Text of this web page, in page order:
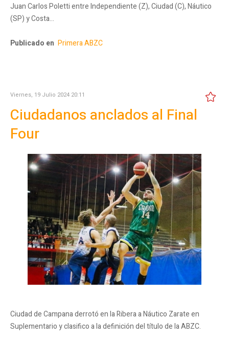
Juan Carlos Poletti entre Independiente (Z), Ciudad (C), Náutico
(SP) y Costa…
Publicado en Primera ABZC
Viernes, 19 Julio 2024 20:11
Ciudadanos anclados al Final
Four
Ciudad de Campana derrotó en la Ribera a Náutico Zarate en
Suplementario y clasifico a la definición del título de la ABZC.